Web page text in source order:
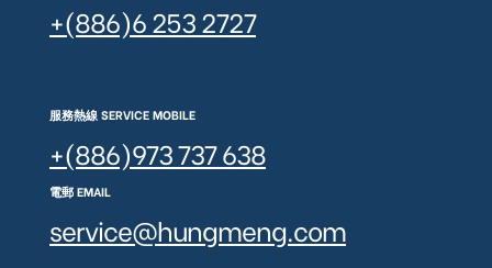
+(886)6 253 2727
服務熱線 SERVICE MOBILE
+(886)973 737 638
電郵 EMAIL
service@hungmeng.com